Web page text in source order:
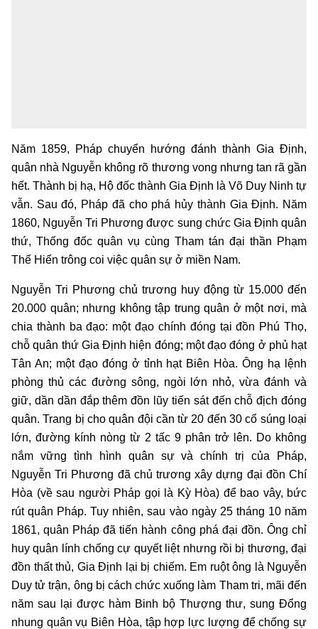
Năm 1859, Pháp chuyển hướng đánh thành Gia Định,
quân nhà Nguyễn không rõ thương vong nhưng tan rã gần
hết. Thành bị hạ, Hộ đốc thành Gia Định là Võ Duy Ninh tự
vẫn. Sau đó, Pháp đã cho phá hủy thành Gia Định. Năm
1860, Nguyễn Tri Phương được sung chức Gia Định quân
thứ, Thống đốc quân vụ cùng Tham tán đại thần Phạm
Thế Hiển trông coi việc quân sự ở miền Nam.
Nguyễn Tri Phương chủ trương huy động từ 15.000 đến
20.000 quân; nhưng không tập trung quân ở một nơi, mà
chia thành ba đạo: một đạo chính đóng tại đồn Phú Thọ,
chỗ quân thứ Gia Định hiện đóng; một đạo đóng ở phủ hạt
Tân An; một đạo đóng ở tỉnh hạt Biên Hòa. Ông hạ lệnh
phòng thủ các đường sông, ngòi lớn nhỏ, vừa đánh và
giữ, dần dần đắp thêm đồn lũy tiến sát đến chỗ địch đóng
quân. Trang bị cho quân đội cần từ 20 đến 30 cổ súng loại
lớn, đường kính nòng từ 2 tấc 9 phân trở lên. Do không
nắm vững tình hình quân sự và chính trị của Pháp,
Nguyễn Tri Phương đã chủ trương xây dựng đại đồn Chí
Hòa (về sau người Pháp gọi là Kỳ Hòa) để bao vây, bức
rút quân Pháp. Tuy nhiên, sau vào ngày 25 tháng 10 năm
1861, quân Pháp đã tiến hành công phá đại đồn. Ông chỉ
huy quân lính chống cự quyết liệt nhưng rồi bị thương, đại
đồn thất thủ, Gia Định lại bị chiếm. Em ruột ông là Nguyễn
Duy tử trận, ông bị cách chức xuống làm Tham tri, mãi đến
năm sau lại được hàm Binh bộ Thượng thư, sung Đổng
nhung quân vụ Biên Hòa, tập hợp lực lượng để chống sự